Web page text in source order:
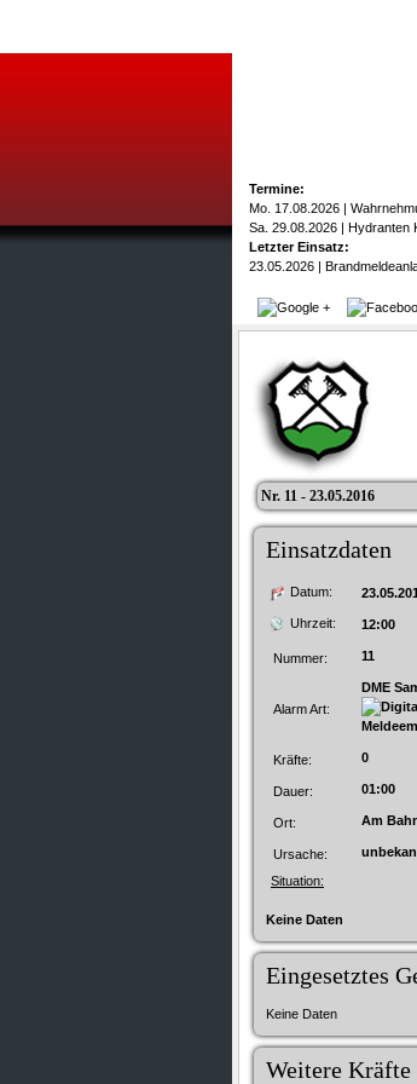
Termine:
Mo. 17.08.2026 |
Sa. 29.08.2026 | Hydranten
Letzter Einsatz:
23.05.2026 |
Nr. 11 - 23.05.2016
Einsatzdaten
Datum:
Uhrzeit: 12:00
Nummer: 11
Alarm Art:
DME
Kräfte: 0
Dauer: 01:00
Ort: Am
Ursache:
Situation:
Keine Daten
Eingesetztes
Keine Daten
Weitere Kräfte